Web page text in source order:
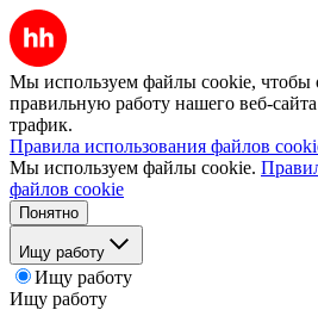
Мы используем файлы cookie, чтобы
правильную работу нашего веб-
трафик.
Правила использования файлов
Мы используем файлы cookie.
файлов cookie
Понятно
Ищу работу
Ищу работу
Ищу работу